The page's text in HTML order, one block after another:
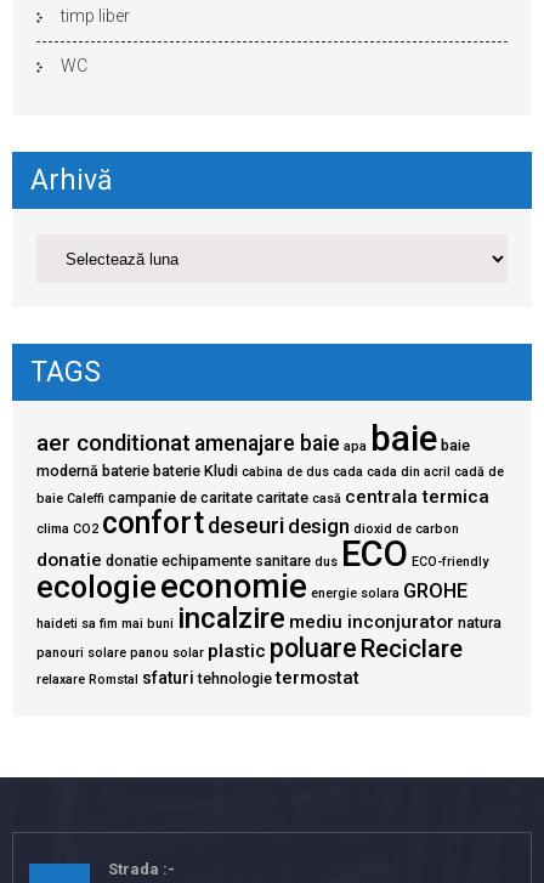
timp liber
WC
Arhivă
TAGS
aer conditionat amenajare baie apa baie baie
modernă baterie baterie Kludi cabina de dus cada cada din acril cadă de
baie Caleffi campanie de caritate caritate casă centrala termica
clima CO2 confortdeseuri design dioxid de carbon
donatie donatie echipamente sanitare dus ECO ECO-friendly
ecologieeconomie energie solara GROHE
haideti sa fim mai buni incalzire mediu inconjurator natura
panouri solare panou solar plastic poluare Reciclare
relaxare Romstal sfaturi tehnologie termostat
Strada